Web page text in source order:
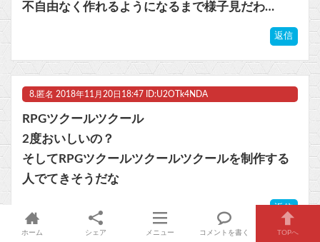
不自由なく作れるようになるまで様子見だわ…
返信
8. 匿名 2018年11月20日18:47 ID:U2OTk4NDA
RPGツクールツクール
2度おいしいの？
そしてRPGツクールツクールツクールを制作する
人でてきそうだな
返信
ホーム シェア メニュー コメントを書く TOPへ